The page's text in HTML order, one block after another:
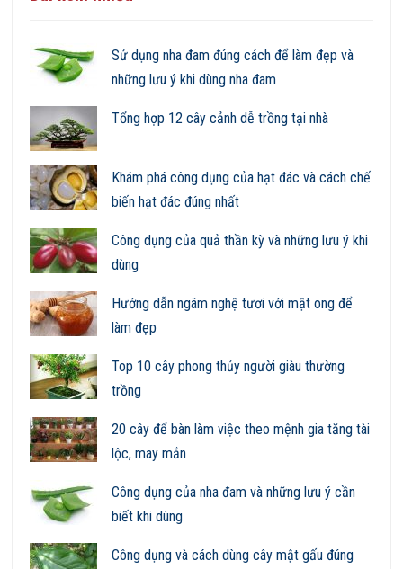
Sử dụng nha đam đúng cách để làm đẹp và
những lưu ý khi dùng nha đam
Tổng hợp 12 cây cảnh dễ trồng tại nhà
Khám phá công dụng của hạt đác và cách chế
biến hạt đác đúng nhất
Công dụng của quả thần kỳ và những lưu ý khi
dùng
Hướng dẫn ngâm nghệ tươi với mật ong để
làm đẹp
Top 10 cây phong thủy người giàu thường
trồng
20 cây để bàn làm việc theo mệnh gia tăng tài
lộc, may mắn
Công dụng của nha đam và những lưu ý cần
biết khi dùng
Công dụng và cách dùng cây mật gấu đúng